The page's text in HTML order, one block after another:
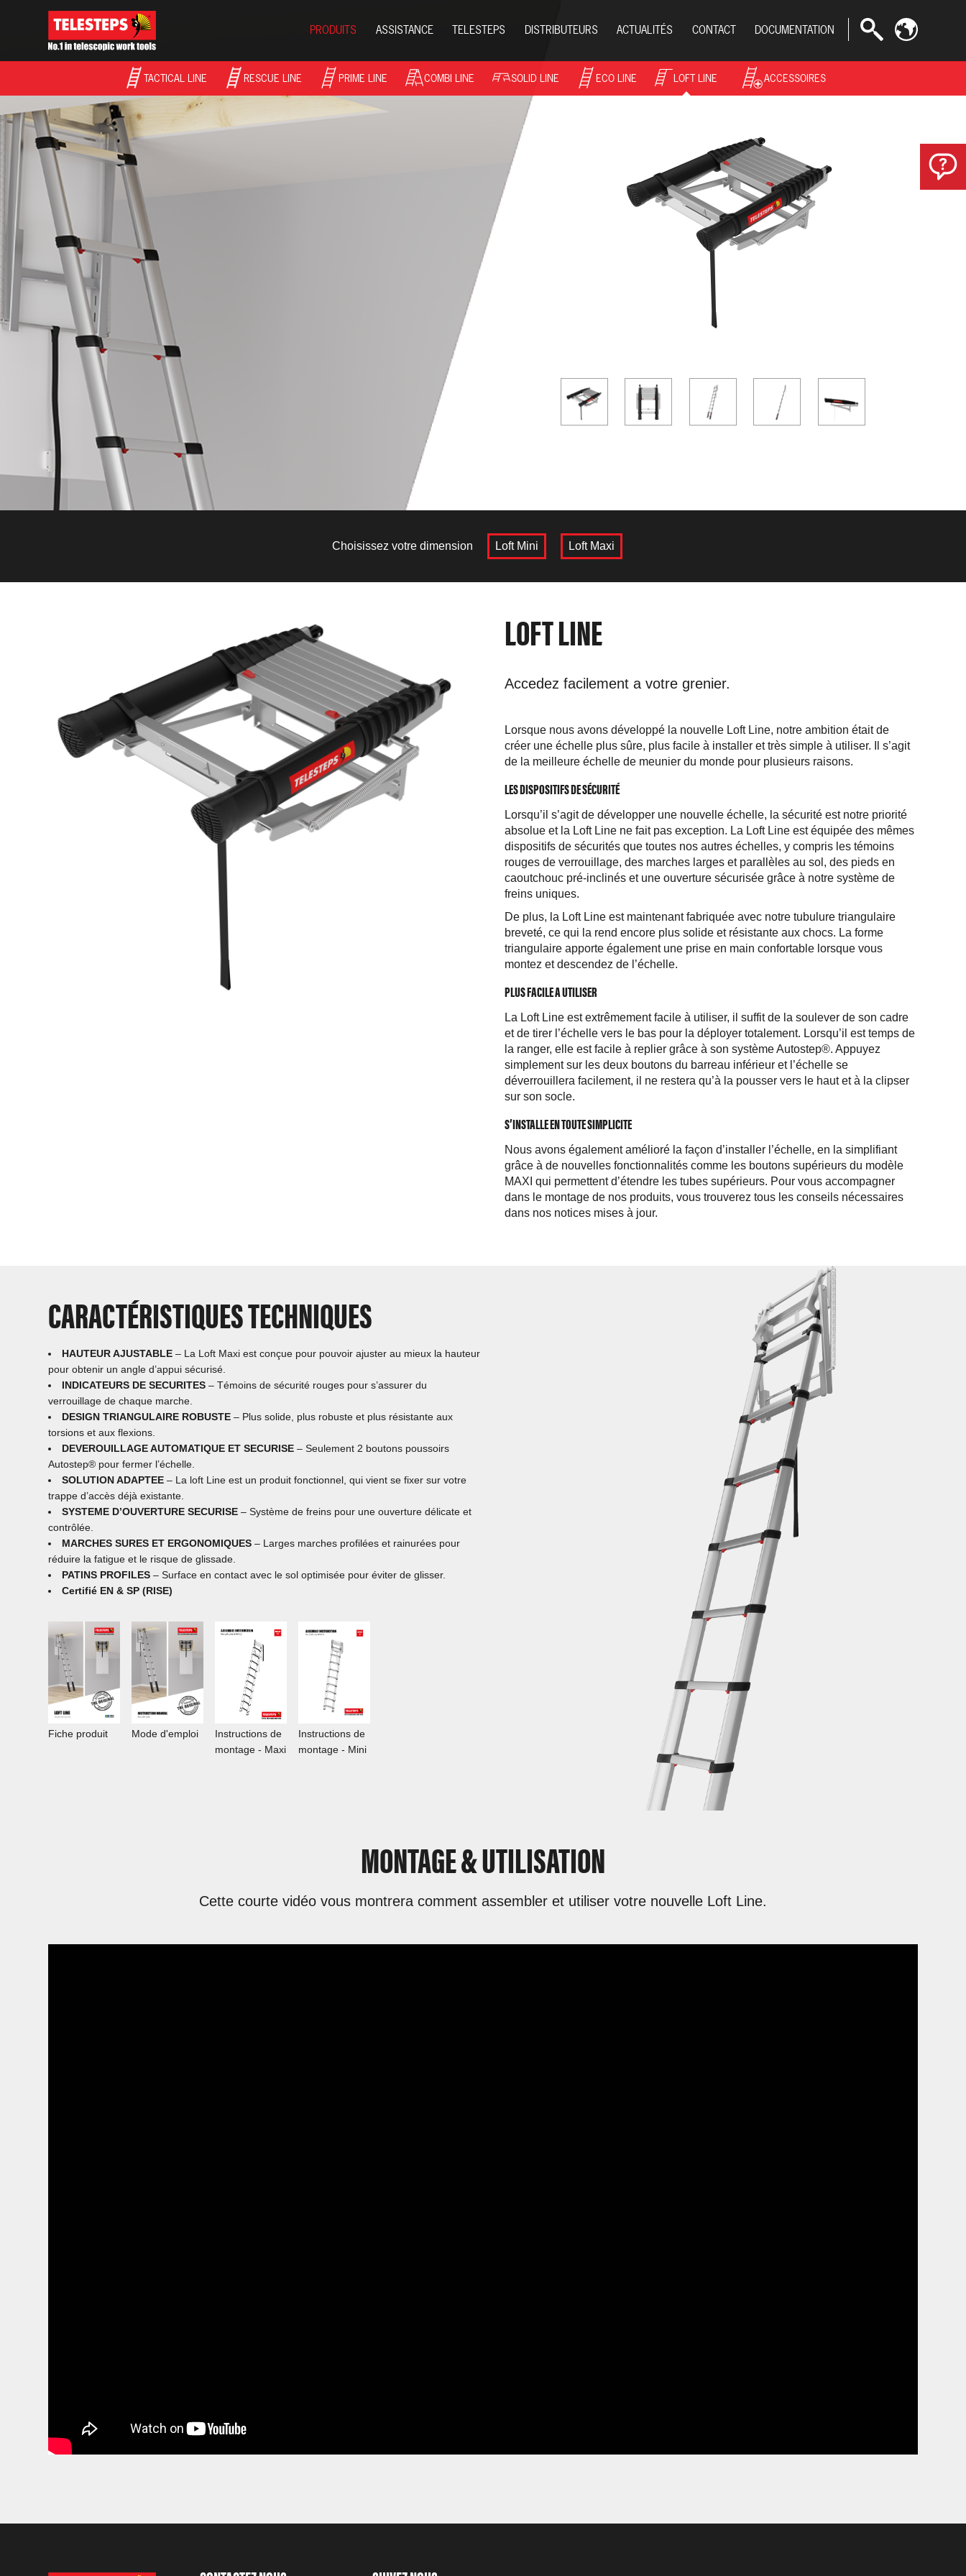
PRODUITS
TACTICAL LINE RESCUE LINE PRIME LINE COMBI LINE SOLID LINE ECO LINE LOFT LINE ACCESSOIRES
ASSISTANCE TELESTEPS DISTRIBUTEURS ACTUALITÉS CONTACT DOCUMENTATION
Choisissez votre dimension Loft Mini Loft Maxi
LOFT LINE
Accedez facilement a votre grenier.
Lorsque nous avons développé la nouvelle Loft Line, notre ambition était de
créer une échelle plus sûre, plus facile à installer et très simple à utiliser. Il s’agit
de la meilleure échelle de meunier du monde pour plusieurs raisons.
LES DISPOSITIFS DE SÉCURITÉ
Lorsqu’il s’agit de développer une nouvelle échelle, la sécurité est notre priorité
absolue et la Loft Line ne fait pas exception. La Loft Line est équipée des mêmes
dispositifs de sécurités que toutes nos autres échelles, y compris les témoins
rouges de verrouillage, des marches larges et parallèles au sol, des pieds en
caoutchouc pré-inclinés et une ouverture sécurisée grâce à notre système de
freins uniques.
De plus, la Loft Line est maintenant fabriquée avec notre tubulure triangulaire
breveté, ce qui la rend encore plus solide et résistante aux chocs. La forme
triangulaire apporte également une prise en main confortable lorsque vous
montez et descendez de l’échelle.
PLUS FACILE A UTILISER
La Loft Line est extrêmement facile à utiliser, il suffit de la soulever de son cadre
et de tirer l’échelle vers le bas pour la déployer totalement. Lorsqu’il est temps de
la ranger, elle est facile à replier grâce à son système Autostep®. Appuyez
simplement sur les deux boutons du barreau inférieur et l’échelle se
déverrouillera facilement, il ne restera qu’à la pousser vers le haut et à la clipser
sur son socle.
S’INSTALLE EN TOUTE SIMPLICITE
Nous avons également amélioré la façon d’installer l’échelle, en la simplifiant
grâce à de nouvelles fonctionnalités comme les boutons supérieurs du modèle
MAXI qui permettent d’étendre les tubes supérieurs. Pour vous accompagner
dans le montage de nos produits, vous trouverez tous les conseils nécessaires
dans nos notices mises à jour.
CARACTÉRISTIQUES TECHNIQUES
HAUTEUR AJUSTABLE – La Loft Maxi est conçue pour pouvoir ajuster au mieux la hauteur
pour obtenir un angle d’appui sécurisé.
INDICATEURS DE SECURITES – Témoins de sécurité rouges pour s’assurer du
verrouillage de chaque marche.
DESIGN TRIANGULAIRE ROBUSTE – Plus solide, plus robuste et plus résistante aux
torsions et aux flexions.
DEVEROUILLAGE AUTOMATIQUE ET SECURISE – Seulement 2 boutons poussoirs
Autostep® pour fermer l’échelle.
SOLUTION ADAPTEE – La loft Line est un produit fonctionnel, qui vient se fixer sur votre
trappe d’accès déjà existante.
SYSTEME D’OUVERTURE SECURISE – Système de freins pour une ouverture délicate et
contrôlée.
MARCHES SURES ET ERGONOMIQUES – Larges marches profilées et rainurées pour
réduire la fatigue et le risque de glissade.
PATINS PROFILES – Surface en contact avec le sol optimisée pour éviter de glisser.
Certifié EN & SP (RISE)
Fiche produit Mode d'emploi
Instructions de
montage - Maxi
Instructions de
montage - Mini
MONTAGE & UTILISATION
Cette courte vidéo vous montrera comment assembler et utiliser votre nouvelle Loft Line.